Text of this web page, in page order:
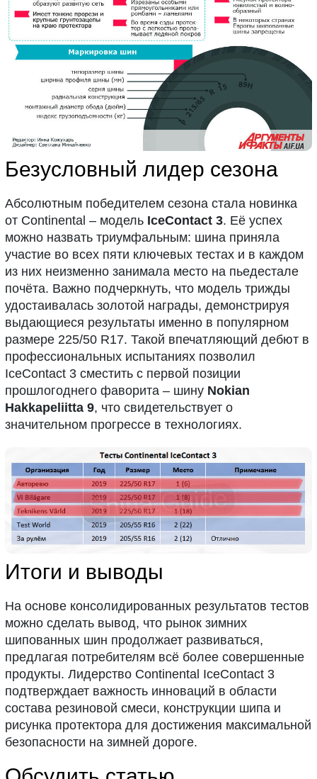
Безусловный лидер сезона
Абсолютным победителем сезона стала новинка
от Continental – модель IceContact 3. Её успех
можно назвать триумфальным: шина приняла
участие во всех пяти ключевых тестах и в каждом
из них неизменно занимала место на пьедестале
почёта. Важно подчеркнуть, что модель трижды
удостаивалась золотой награды, демонстрируя
выдающиеся результаты именно в популярном
размере 225/50 R17. Такой впечатляющий дебют в
профессиональных испытаниях позволил
IceContact 3 сместить с первой позиции
прошлогоднего фаворита – шину Nokian
Hakkapeliitta 9, что свидетельствует о
значительном прогрессе в технологиях.
Итоги и выводы
На основе консолидированных результатов тестов
можно сделать вывод, что рынок зимних
шипованных шин продолжает развиваться,
предлагая потребителям всё более совершенные
продукты. Лидерство Continental IceContact 3
подтверждает важность инноваций в области
состава резиновой смеси, конструкции шипа и
рисунка протектора для достижения максимальной
безопасности на зимней дороге.